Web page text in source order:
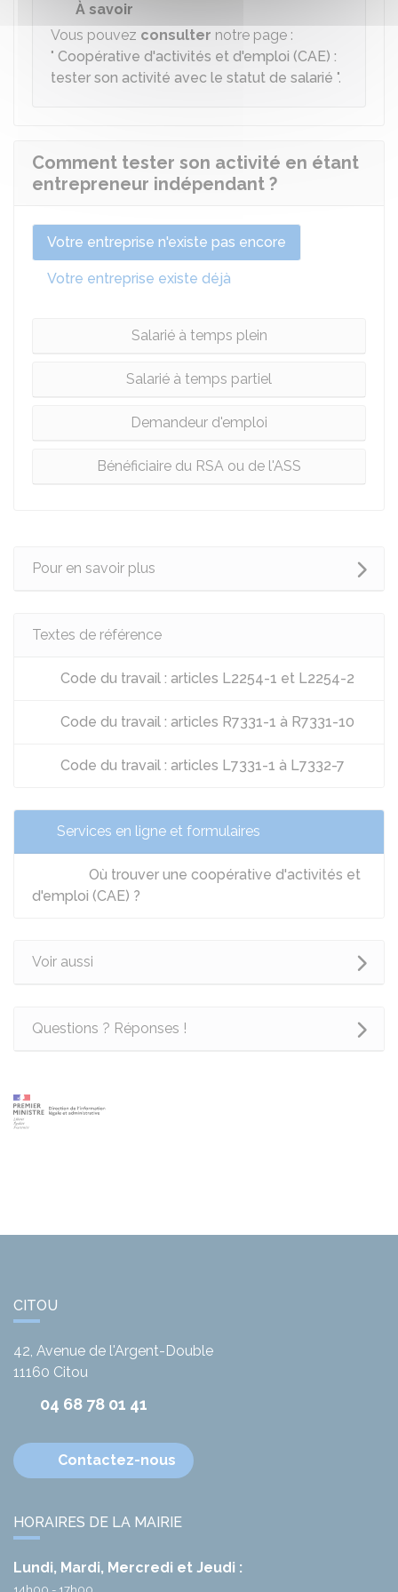
À savoir
Vous pouvez consulter notre page :
" Coopérative d'activités et d'emploi (CAE) :
tester son activité avec le statut de salarié ".
Comment tester son activité en étant
entrepreneur indépendant ?
Votre entreprise n'existe pas encore
Votre entreprise existe déjà
Salarié à temps plein
Salarié à temps partiel
Demandeur d'emploi
Bénéficiaire du RSA ou de l'ASS
Pour en savoir plus
Textes de référence
Code du travail : articles L2254-1 et L2254-2
Code du travail : articles R7331-1 à R7331-10
Code du travail : articles L7331-1 à L7332-7
Services en ligne et formulaires
Où trouver une coopérative d'activités et
d'emploi (CAE) ?
Voir aussi
Questions ? Réponses !
CITOU
42, Avenue de l'Argent-Double
11160 Citou
04 68 78 01 41
Contactez-nous
HORAIRES DE LA MAIRIE
Lundi, Mardi, Mercredi et Jeudi :